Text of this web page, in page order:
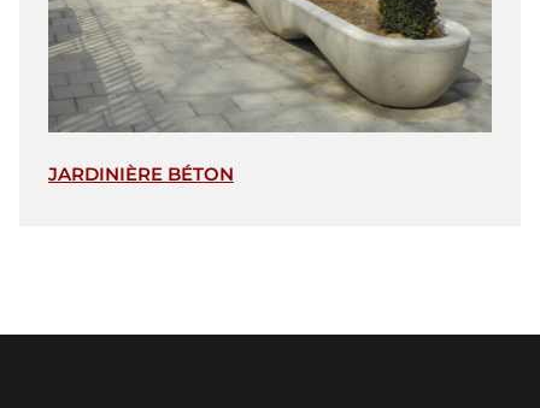
JARDINIÈRE BÉTON